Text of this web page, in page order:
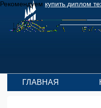
Рекомендуем купить диплом
ГЛАВНАЯ